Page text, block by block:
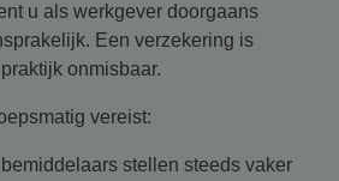
u als werkgever doorgaans
Een verzekering is
onmisbaar.
vereist:
stellen steeds vaker